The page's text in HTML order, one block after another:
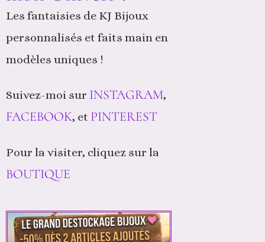
Les fantaisies de KJ Bijoux
personnalisés et faits main en
modèles uniques !
Suivez-moi sur INSTAGRAM,
FACEBOOK, et PINTEREST
Pour la visiter, cliquez sur la
BOUTIQUE